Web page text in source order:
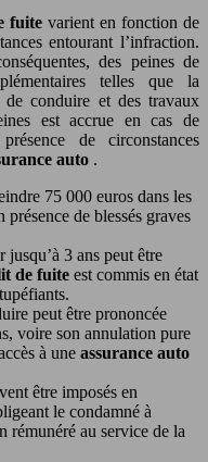
fuite varient en fonction de
entourant l’infraction.
des peines de
telles que la
de conduire et des travaux
est accrue en cas de
de circonstances
auto .
75 000 euros dans les
de blessés graves
3 ans peut être
de fuite est commis en état
peut être prononcée
voire son annulation pure
à une assurance auto
être imposés en
le condamné à
rémunéré au service de la